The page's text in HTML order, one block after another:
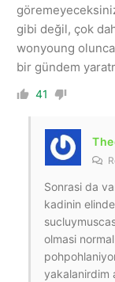
gibi değil, çok
wonyoung
bir gündem
41
Sonrasi da
kadinin
olmasi
yakalanirdim